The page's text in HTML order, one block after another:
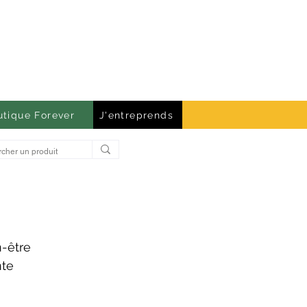
Forever J'entreprends
être